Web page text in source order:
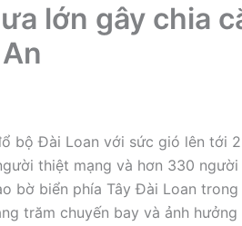
lớn gây chia
bộ Đài Loan với sức gió lên tới
thiệt mạng và hơn 330
bờ biển phía Tây Đài Loan trong
trăm chuyến bay và ảnh